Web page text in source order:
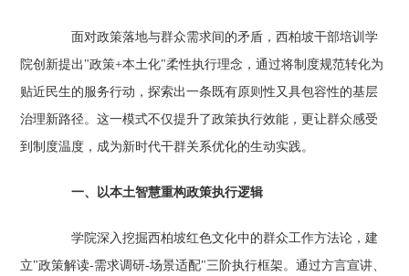
面对政策落地与群众需求间的矛盾，西柏坡干部培训学
院创新提出"政策+本土化"柔性执行理念，通过将制度规范转化为
贴近民生的服务行动，探索出一条既有原则性又具包容性的基层
治理新路径。这一模式不仅提升了政策执行效能，更让群众感受
到制度温度，成为新时代干群关系优化的生动实践。
一、以本土智慧重构政策执行逻辑
学院深入挖掘西柏坡红色文化中的群众工作方法论，建
立"政策解读-需求调研-场景适配"三阶执行框架。通过方言宣讲、